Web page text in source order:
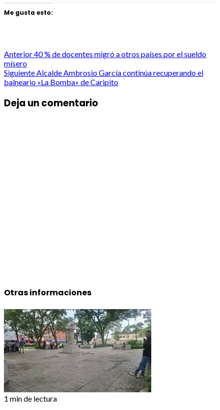
Me gusta esto:
Post
navigation
Anterior40 % de docentes migró a otros países por el sueldo
mísero
SiguienteAlcalde Ambrosio García continúa recuperando el
balneario «La Bomba» de Caripito
Deja un comentario
Otras informaciones
1 min de lectura